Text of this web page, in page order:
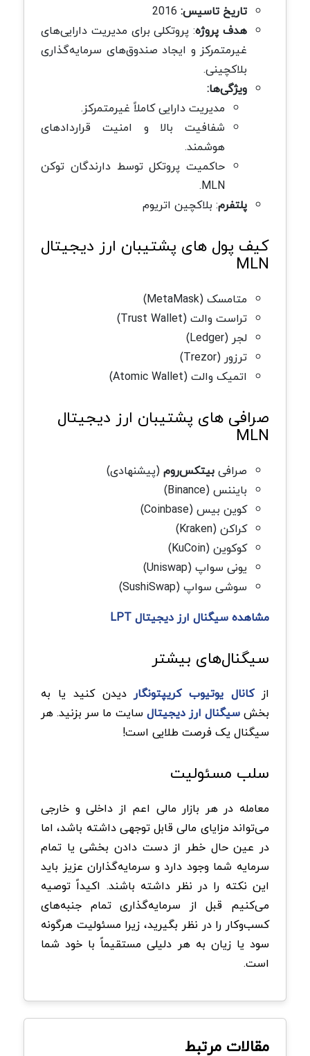
تاریخ تاسیس:
هدف پروژه: پروتکلی برای مدیریت دارایی‌های
غیرمتمرکز و ایجاد صندوق‌های سرمایه‌گذاری
بلاکچینی.
ویژگی‌ها:
مدیریت دارایی کاملاً غیرمتمرکز.
شفافیت بالا و امنیت قراردادهای
هوشمند.
حاکمیت پروتکل توسط دارندگان توکن
MLN.
پلتفرم: بلاکچین اتریوم
کیف پول های پشتیبان ارز دیجیتال
MLN
متامسک (MetaMask)
تراست والت (Trust Wallet)
لجر (Ledger)
ترزور (Trezor)
اتمیک والت (Atomic Wallet)
صرافی های پشتیبان ارز دیجیتال
MLN
صرافیبیتکس‌روم(پیشنهادی)
بایننس (Binance)
کوین بیس (Coinbase)
کراکن (Kraken)
کوکوین (KuCoin)
یونی سواپ (Uniswap)
سوشی سواپ (SushiSwap)
مشاهده سیگنال ارز دیجیتال LPT
سیگنال‌های بیشتر
ازکانال یوتیوب کریپتونگار دیدن کنید یا به
بخشسیگنال ارز دیجیتال سایت ما سر بزنید. هر
سیگنال یک فرصت طلایی است!
سلب مسئولیت
معامله در هر بازار مالی اعم از داخلی و خارجی
می‌تواند مزایای مالی قابل توجهی داشته باشد، اما
در عین حال خطر از دست دادن بخشی یا تمام
سرمایه شما وجود دارد و سرمایه‌گذاران عزیز باید
این نکته را در نظر داشته باشند. اکیداً توصیه
می‌کنیم قبل از سرمایه‌گذاری تمام جنبه‌های
کسب‌وکار را در نظر بگیرید، زیرا مسئولیت هرگونه
سود یا زیان به هر دلیلی مستقیماً با خود شما
است.
مقالات مرتبط